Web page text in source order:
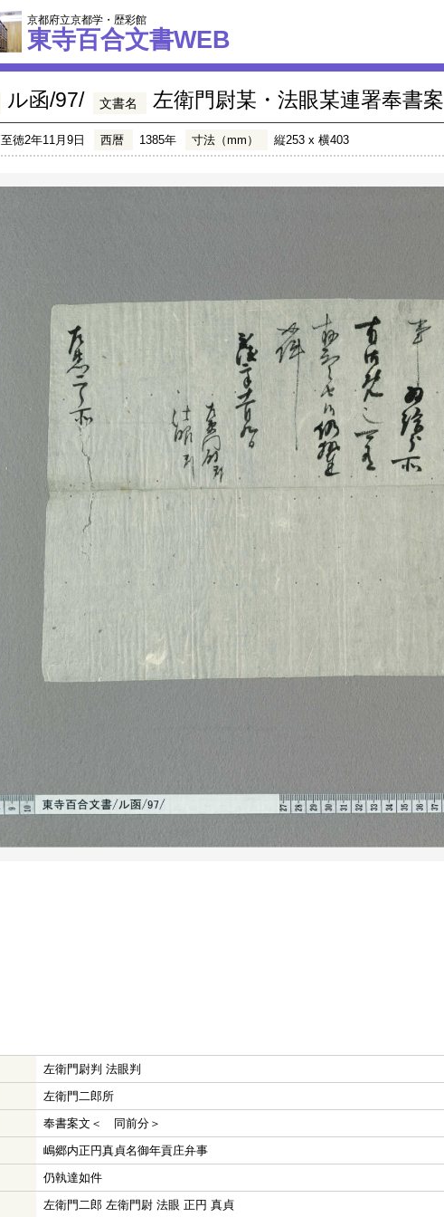
京都府立京都学・歴彩館
東寺百合文書WEB
ル函/97/ 文書名 左衛門尉某・法眼某連署奉書案
至徳2年11月9日 西暦 1385年 寸法（mm） 縦253 x 横403
左衛門尉判 法眼判
左衛門二郎所
奉書案文＜ 同前分＞
嶋郷内正円真貞名御年貢庄弁事
仍執達如件
左衛門二郎 左衛門尉 法眼 正円 真貞